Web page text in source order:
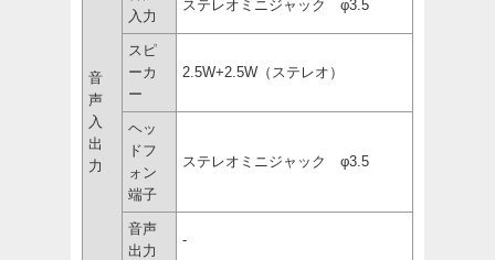
音
声
入
出
力
入力
ステレオミニジャック φ3.5
スピ
ーカ
ー
2.5W+2.5W（ステレオ）
ヘッ
ドフ
ォン
端子
ステレオミニジャック φ3.5
音声
出力
-